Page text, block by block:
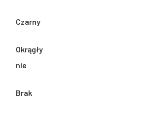
Czarny
Okrągły
nie
Brak